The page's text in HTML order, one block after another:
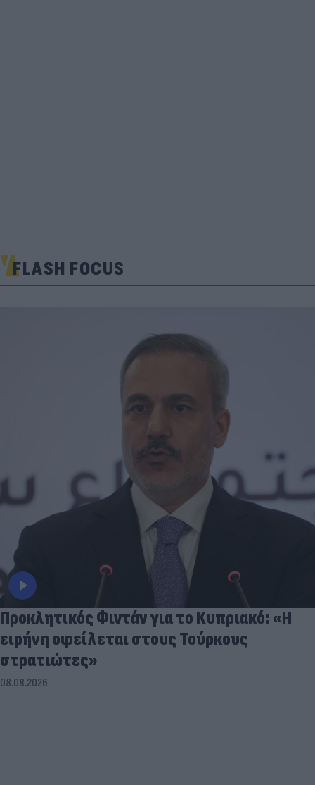
FLASH FOCUS
Προκλητικός Φιντάν για το Κυπριακό: «Η
ειρήνη οφείλεται στους Τούρκους
στρατιώτες»
08.08.2026